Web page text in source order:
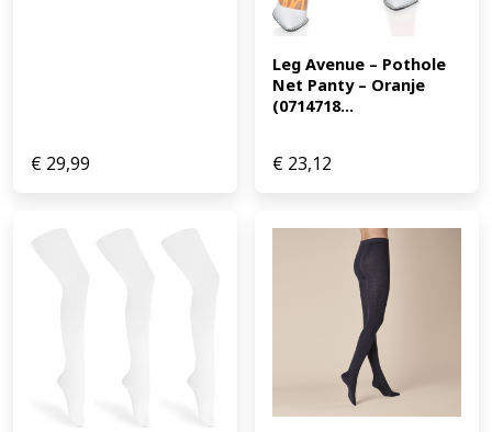
€ 29,99
Leg Avenue – Pothole
Net Panty – Oranje
(0714718...
€ 23,12